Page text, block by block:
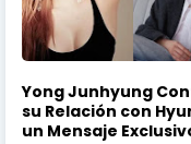
Yong Junhyung
su Relación con
un Mensaje